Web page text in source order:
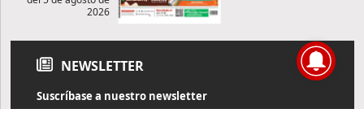
2026
NEWSLETTER
Suscríbase a nuestro newsletter
Reciba diariamente información de actualidad directamente en